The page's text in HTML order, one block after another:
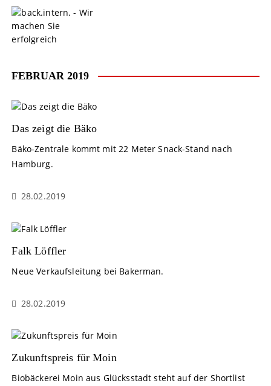
FEBRUAR 2019
Das zeigt die Bäko
Bäko-Zentrale kommt mit 22 Meter Snack-Stand nach
Hamburg.
28.02.2019
Falk Löffler
Neue Verkaufsleitung bei Bakerman.
28.02.2019
Zukunftspreis für Moin
Biobäckerei Moin aus Glücksstadt steht auf der Shortlist